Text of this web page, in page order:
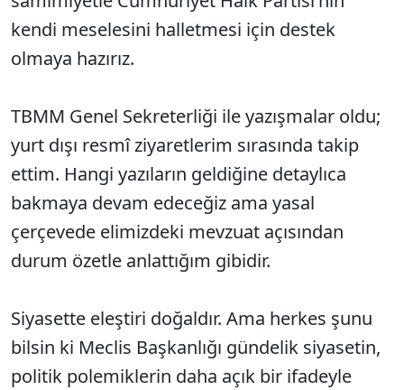
kendi meselesini halletmesi için destek
olmaya hazırız.
TBMM Genel Sekreterliği ile yazışmalar oldu;
yurt dışı resmî ziyaretlerim sırasında takip
ettim. Hangi yazıların geldiğine detaylıca
bakmaya devam edeceğiz ama yasal
çerçevede elimizdeki mevzuat açısından
durum özetle anlattığım gibidir.
Siyasette eleştiri doğaldır. Ama herkes şunu
bilsin ki Meclis Başkanlığı gündelik siyasetin,
politik polemiklerin daha açık bir ifadeyle